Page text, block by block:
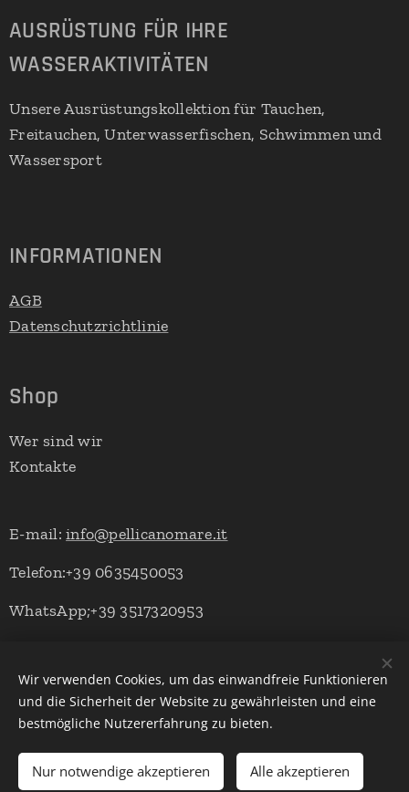
AUSRÜSTUNG FÜR IHRE
WASSERAKTIVITÄTEN
Unsere Ausrüstungskollektion für Tauchen,
Freitauchen, Unterwasserfischen, Schwimmen und
Wassersport
INFORMATIONEN
AGB
Datenschutzrichtlinie
Shop
Wer sind wir
Kontakte
E-mail:info@pellicanomare.it
Telefon:+39 0635450053
WhatsApp;+39 3517320953
Powered by Pellicano Mare Cookies
Sprachen
Italiano
English Deutsch
Wir verwenden Cookies, um das einwandfreie Funktionieren
und die Sicherheit der Website zu gewährleisten und eine
bestmögliche Nutzererfahrung zu bieten.
Nur notwendige akzeptieren Alle akzeptieren